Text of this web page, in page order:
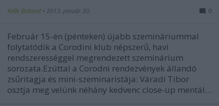
Kelle Botond • 2013. január 30. 0
Február 15-én (pénteken) újabb szemináriummal
folytatódik a Corodini klub népszerű, havi
rendszerességgel megrendezett szeminárium
sorozata.Ezúttal a Corodni rendezvények állandó
zsűritagja és mini-szeminaristája: Váradi Tibor
osztja meg velünk néhány kedvenc close-up mentál…